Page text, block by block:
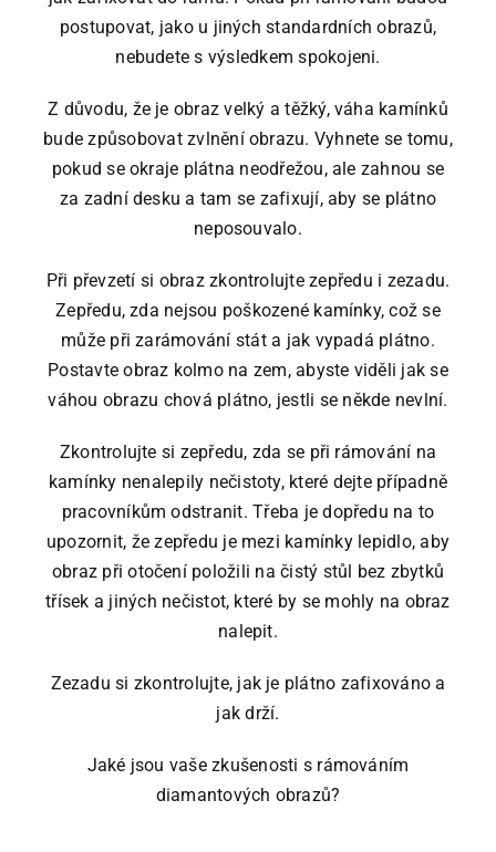
postupovat, jako u jiných standardních obrazů,
nebudete s výsledkem spokojeni.
Z důvodu, že je obraz velký a těžký, váha kamínků
bude způsobovat zvlnění obrazu. Vyhnete se tomu,
pokud se okraje plátna neodřežou, ale zahnou se
za zadní desku a tam se zafixují, aby se plátno
neposouvalo.
Při převzetí si obraz zkontrolujte zepředu i zezadu.
Zepředu, zda nejsou poškozené kamínky, což se
může při zarámování stát a jak vypadá plátno.
Postavte obraz kolmo na zem, abyste viděli jak se
váhou obrazu chová plátno, jestli se někde nevlní.
Zkontrolujte si zepředu, zda se při rámování na
kamínky nenalepily nečistoty, které dejte případně
pracovníkům odstranit. Třeba je dopředu na to
upozornit, že zepředu je mezi kamínky lepidlo, aby
obraz při otočení položili na čistý stůl bez zbytků
třísek a jiných nečistot, které by se mohly na obraz
nalepit.
Zezadu si zkontrolujte, jak je plátno zafixováno a
jak drží.
Jaké jsou vaše zkušenosti s rámováním
diamantových obrazů?